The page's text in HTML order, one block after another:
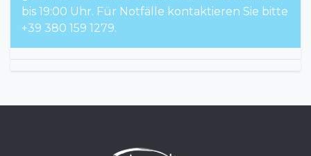
geöffnet. Von 09:00 bis 12:30 Uhr und von 15:00